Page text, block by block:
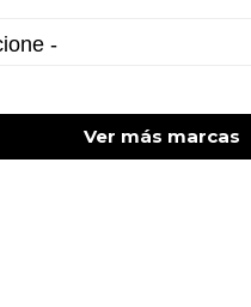
Ver más marcas